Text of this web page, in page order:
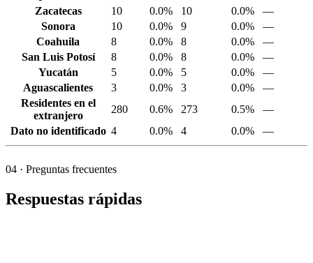
Zacatecas
10 0.0% 10 0.0%
—
Sonora
10 0.0% 9 0.0%
—
Coahuila
8 0.0% 8 0.0%
—
San Luis Potosí
8 0.0% 8 0.0%
—
Yucatán
5 0.0% 5 0.0%
—
Aguascalientes
3 0.0% 3 0.0%
—
Residentes en el
extranjero
280 0.6% 273 0.5%
—
Dato no identificado 4 0.0% 4 0.0% —
04 · Preguntas frecuentes
Respuestas rápidas